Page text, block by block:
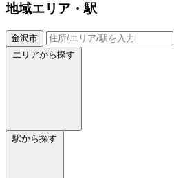
地域エリア・駅
金沢市
エリアから探す
駅から探す